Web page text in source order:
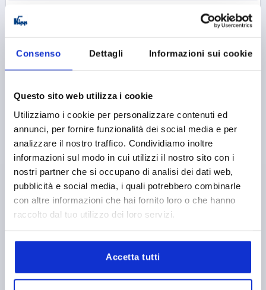
Consenso Dettagli Informazioni sui cookie
Questo sito web utilizza i cookie
Utilizziamo i cookie per personalizzare contenuti ed
annunci, per fornire funzionalità dei social media e per
analizzare il nostro traffico. Condividiamo inoltre
informazioni sul modo in cui utilizzi il nostro sito con i
nostri partner che si occupano di analisi dei dati web,
pubblicità e social media, i quali potrebbero combinarle
con altre informazioni che hai fornito loro o che hanno
raccolto dal tuo utilizzo dei loro servizi.
Accetta tutti
K1061
CHIUSURA 1/4 DI GIRO CON TESTA ORIENTABILE, D=5,
L=15,5, ACCIAIO INOX, COMP:ACCIAIO INOX, PERNO
IN ACCIAIO INOX
LUNGHEZZA=15,5
MATERIALE COMPONENTE=ACCIAIO INOX
VERSIONE 2=PERNO IN ACCIAIO INOX
DIAMETRO=5
D1=14
D2=25 D3=20 D4=21 H=19
FORZA DI SERRAGGIO N=60
FORZA DI TAGLIO KN=1,8
RESISTENZA ALLA TEMPERATURA =≤200 °C